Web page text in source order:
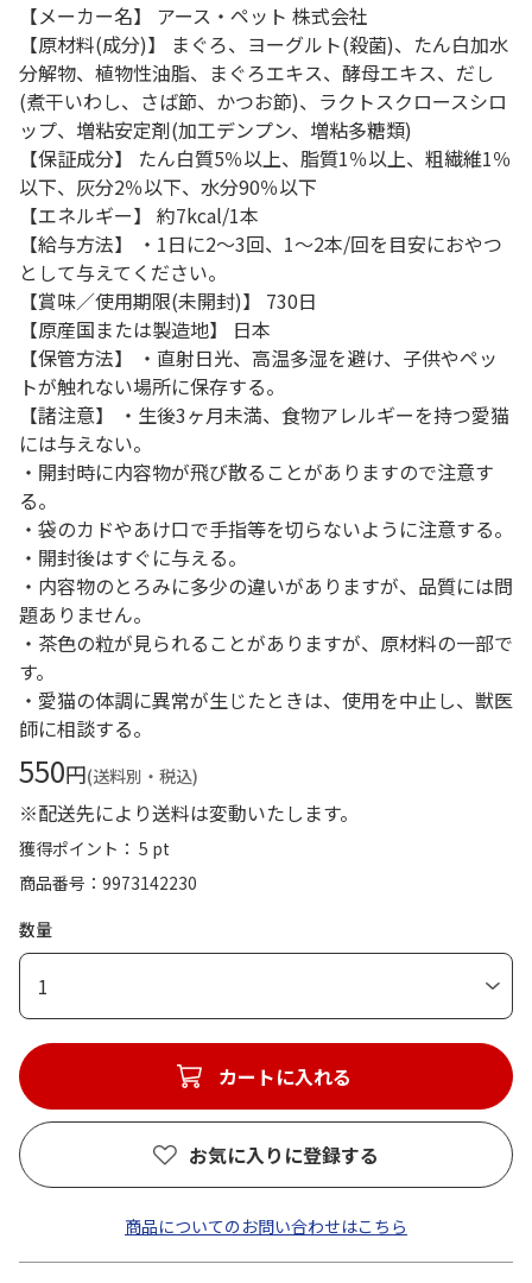
【メーカー名】 アース・ペット 株式会社
【原材料(成分)】 まぐろ、ヨーグルト(殺菌)、たん白加水
分解物、植物性油脂、まぐろエキス、酵母エキス、だし
(煮干いわし、さば節、かつお節)、ラクトスクロースシロ
ップ、増粘安定剤(加工デンプン、増粘多糖類)
【保証成分】 たん白質5％以上、脂質1％以上、粗繊維1％
以下、灰分2％以下、水分90％以下
【エネルギー】 約7kcal/1本
【給与方法】 ・1日に2～3回、1～2本/回を目安におやつ
として与えてください。
【賞味／使用期限(未開封)】 730日
【原産国または製造地】 日本
【保管方法】 ・直射日光、高温多湿を避け、子供やペッ
トが触れない場所に保存する。
【諸注意】 ・生後3ヶ月未満、食物アレルギーを持つ愛猫
には与えない。
・開封時に内容物が飛び散ることがありますので注意す
る。
・袋のカドやあけ口で手指等を切らないように注意する。
・開封後はすぐに与える。
・内容物のとろみに多少の違いがありますが、品質には問
題ありません。
・茶色の粒が見られることがありますが、原材料の一部で
す。
・愛猫の体調に異常が生じたときは、使用を中止し、獣医
師に相談する。
550円(送料別・税込)
※配送先により送料は変動いたします。
獲得ポイント： 5 pt
商品番号
9973142230
数量
1
カートに入れる
お気に入りに登録する
商品についてのお問い合わせはこちら